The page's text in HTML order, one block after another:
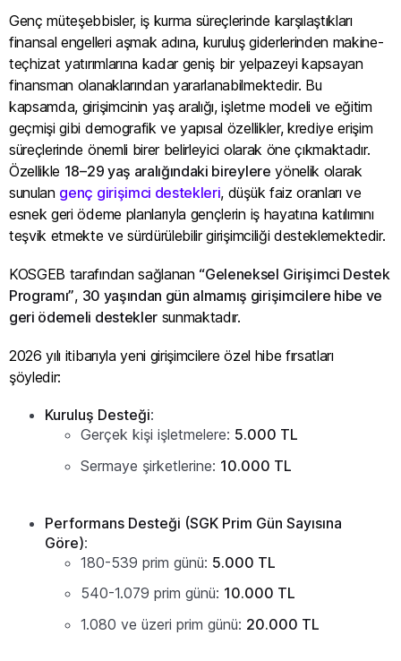
Genç müteşebbisler, iş kurma süreçlerinde karşılaştıkları
finansal engelleri aşmak adına, kuruluş giderlerinden makine-
teçhizat yatırımlarına kadar geniş bir yelpazeyi kapsayan
finansman olanaklarından yararlanabilmektedir. Bu
kapsamda, girişimcinin yaş aralığı, işletme modeli ve eğitim
geçmişi gibi demografik ve yapısal özellikler, krediye erişim
süreçlerinde önemli birer belirleyici olarak öne çıkmaktadır.
Özellikle 18–29 yaş aralığındaki bireylere yönelik olarak
sunulan genç girişimci destekleri, düşük faiz oranları ve
esnek geri ödeme planlarıyla gençlerin iş hayatına katılımını
teşvik etmekte ve sürdürülebilir girişimciliği desteklemektedir.
KOSGEB tarafından sağlanan “Geleneksel Girişimci Destek
Programı”, 30 yaşından gün almamış girişimcilere hibe ve
geri ödemeli desteklersunmaktadır.
2026 yılı itibarıyla yeni girişimcilere özel hibe fırsatları
şöyledir:
Kuruluş Desteği:
Gerçek kişi işletmelere: 5.000 TL
Sermaye şirketlerine: 10.000 TL
Performans Desteği (SGK Prim Gün Sayısına
Göre):
180-539 prim günü: 5.000 TL
540-1.079 prim günü: 10.000 TL
1.080 ve üzeri prim günü: 20.000 TL